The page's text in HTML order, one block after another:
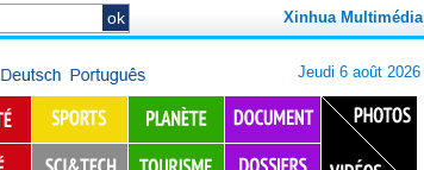
Xinhua Multimédia